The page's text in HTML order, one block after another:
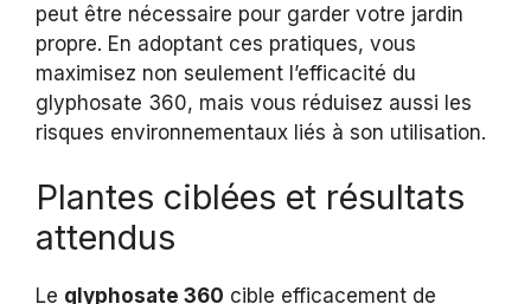
peut être nécessaire pour garder votre jardin
propre. En adoptant ces pratiques, vous
maximisez non seulement l’efficacité du
glyphosate 360, mais vous réduisez aussi les
risques environnementaux liés à son utilisation.
Plantes ciblées et résultats
attendus
Le glyphosate 360 cible efficacement de